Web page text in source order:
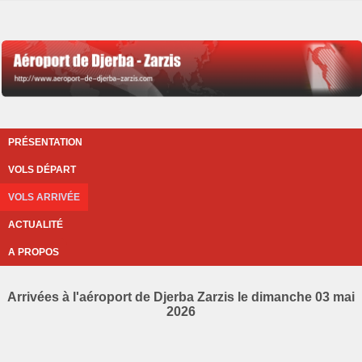
PRÉSENTATION
VOLS DÉPART
VOLS ARRIVÉE
ACTUALITÉ
A PROPOS
Arrivées à l'aéroport de Djerba Zarzis le dimanche 03 mai
2026